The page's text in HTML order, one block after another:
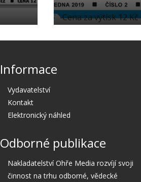
Cena za výtisk 12 Kč
Informace
Vydavatelství
Kontakt
Elektronický náhled
Odborné publikace
Nakladatelství Ohře Media rozvíjí svoji
činnost na trhu odborné, vědecké